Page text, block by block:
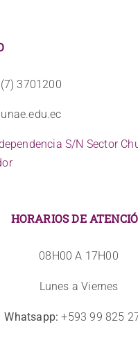
3701200
S/N Sector
HORARIOS DE
08H00 A 17H00
Lunes a Viernes
Whatsapp: +593 99 825